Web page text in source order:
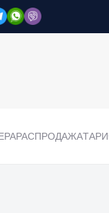
РАСПРОДАЖА